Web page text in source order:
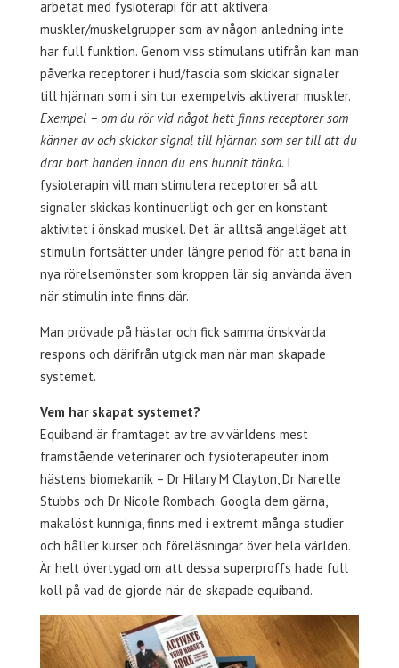
arbetat med fysioterapi för att aktivera
muskler/muskelgrupper som av någon anledning inte
har full funktion. Genom viss stimulans utifrån kan man
påverka receptorer i hud/fascia som skickar signaler
till hjärnan som i sin tur exempelvis aktiverar muskler.
Exempel – om du rör vid något hett finns receptorer som
känner av och skickar signal till hjärnan som ser till att du
drar bort handen innan du ens hunnit tänka. I
fysioterapin vill man stimulera receptorer så att
signaler skickas kontinuerligt och ger en konstant
aktivitet i önskad muskel. Det är alltså angeläget att
stimulin fortsätter under längre period för att bana in
nya rörelsemönster som kroppen lär sig använda även
när stimulin inte finns där.
Man prövade på hästar och fick samma önskvärda
respons och därifrån utgick man när man skapade
systemet.
Vem har skapat systemet?
Equiband är framtaget av tre av världens mest
framstående veterinärer och fysioterapeuter inom
hästens biomekanik – Dr Hilary M Clayton, Dr Narelle
Stubbs och Dr Nicole Rombach. Googla dem gärna,
makalöst kunniga, finns med i extremt många studier
och håller kurser och föreläsningar över hela världen.
Är helt övertygad om att dessa superproffs hade full
koll på vad de gjorde när de skapade equiband.